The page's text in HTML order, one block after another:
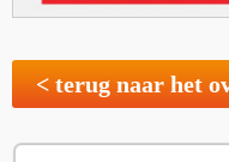
< terug naar het